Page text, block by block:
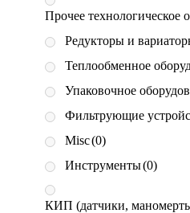
Прочее технологическое
Редукторы и
Теплообменное
Упаковочное
Фильтрующие
Misc(0)
Инструменты(0)
КИП (датчики,